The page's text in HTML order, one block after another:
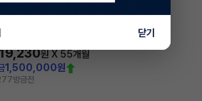
원 X 55개월
1,500,000원
방금전
닫기